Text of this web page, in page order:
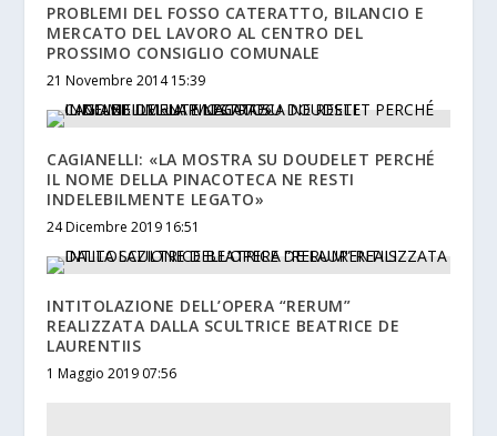
PROBLEMI DEL FOSSO CATERATTO, BILANCIO E
MERCATO DEL LAVORO AL CENTRO DEL
PROSSIMO CONSIGLIO COMUNALE
21 Novembre 2014 15:39
CAGIANELLI: «LA MOSTRA SU DOUDELET PERCHÉ
IL NOME DELLA PINACOTECA NE RESTI
INDELEBILMENTE LEGATO»
24 Dicembre 2019 16:51
INTITOLAZIONE DELL’OPERA “RERUM”
REALIZZATA DALLA SCULTRICE BEATRICE DE
LAURENTIIS
1 Maggio 2019 07:56